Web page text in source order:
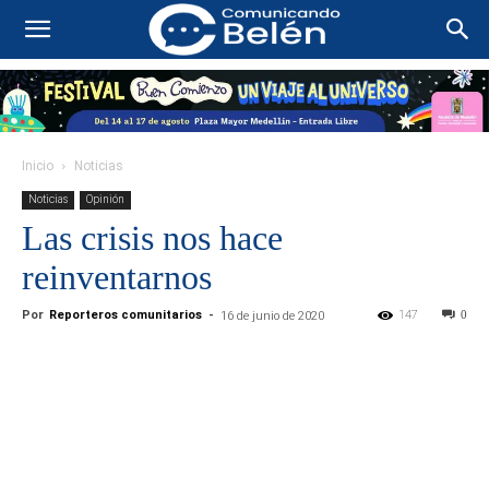
Inicio Noticias
Noticias Opinión
Las crisis nos hace
reinventarnos
Por Reporteros comunitarios - 16 de junio de 2020 0
147